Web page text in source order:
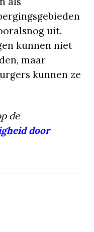
uit.
kunnen niet
maar
kunnen ze
de
door